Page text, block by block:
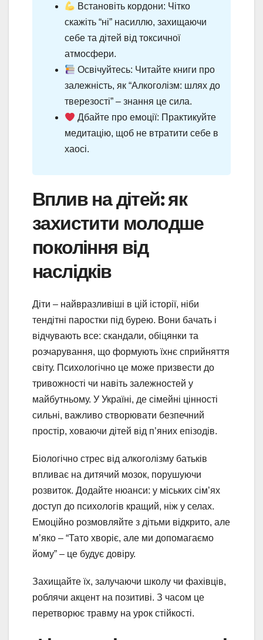
Встановіть кордони: Чітко
скажіть “ні” насиллю, захищаючи
себе та дітей від токсичної
атмосфери.
Освічуйтесь: Читайте книги про
залежність, як “Алкоголізм: шлях до
тверезості” – знання це сила.
Дбайте про емоції: Практикуйте
медитацію, щоб не втратити себе в
хаосі.
Вплив на дітей: як
захистити молодше
покоління від
наслідків
Діти – найвразливіші в цій історії, ніби
тендітні паростки під бурею. Вони бачать і
відчувають все: скандали, обіцянки та
розчарування, що формують їхнє сприйняття
світу. Психологічно це може призвести до
тривожності чи навіть залежностей у
майбутньому. У Україні, де сімейні цінності
сильні, важливо створювати безпечний
простір, ховаючи дітей від п’яних епізодів.
Біологічно стрес від алкоголізму батьків
впливає на дитячий мозок, порушуючи
розвиток. Додайте нюанси: у міських сім’ях
доступ до психологів кращий, ніж у селах.
Емоційно розмовляйте з дітьми відкрито, але
м’яко – “Тато хворіє, але ми допомагаємо
йому” – це будує довіру.
Захищайте їх, залучаючи школу чи фахівців,
роблячи акцент на позитиві. З часом це
перетворює травму на урок стійкості.